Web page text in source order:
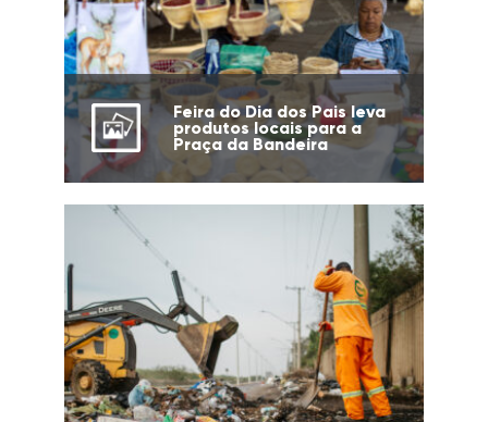
Feira do Dia dos Pais leva
produtos locais para a
Praça da Bandeira